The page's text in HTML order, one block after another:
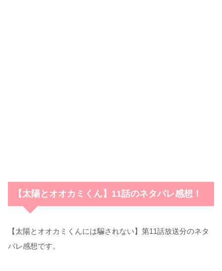
【太陽とオオカミくん】11話のネタバレ感想！
【太陽とオオカミくんには騙されない】第11話放送分のネタ
バレ感想です。